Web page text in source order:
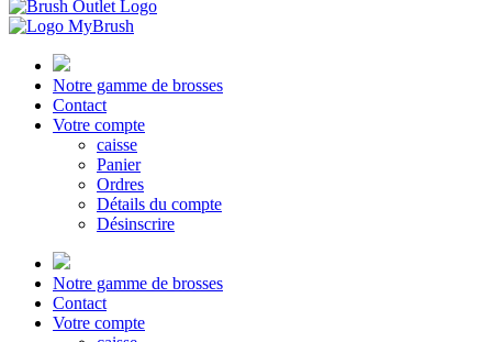
Notre gamme de brosses
Contact
Votre compte
caisse
Panier
Ordres
Détails du compte
Désinscrire
Notre gamme de brosses
Contact
Votre compte